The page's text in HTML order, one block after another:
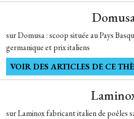
sur Domusa : scoop située au Pays
germanique et prix italiens
VOIR DES ARTICLES DE CE
sur Laminox fabricant italien de poêles